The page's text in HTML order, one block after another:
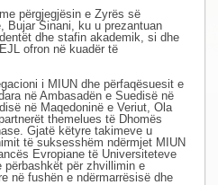
përgjegjësin e Zyrës së
Bujar Sinani, ku u prezantuan
dhe stafin akademik, si dhe
ofron në kuadër të
i MIUN dhe përfaqësuesit e
në Ambasadën e Suedisë në
në Maqedoninë e Veriut, Ola
themelues të Dhomës
Gjatë këtyre takimeve u
të suksesshëm ndërmjet MIUN
Evropiane të Universiteteve
përbashkët për zhvillimin e
në fushën e ndërmarrësisë dhe